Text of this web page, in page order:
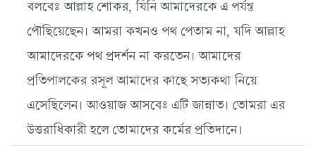
বলবেঃ আল্লাহ শোকর, যিনি আমাদেরকে এ পর্যন্ত
পৌছিয়েছেন। আমরা কখনও পথ পেতাম না, যদি আল্লাহ
আমাদেরকে পথ প্রদর্শন না করতেন। আমাদের
প্রতিপালকের রসূল আমাদের কাছে সত্যকথা নিয়ে
এসেছিলেন। আওয়াজ আসবেঃ এটি জান্নাত। তোমরা এর
উত্তরাধিকারী হলে তোমাদের কর্মের প্রতিদানে।